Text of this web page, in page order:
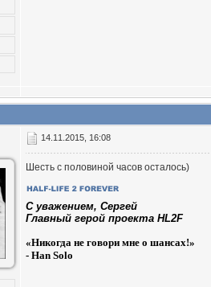
14.11.2015, 16:08
Шесть с половиной часов осталось)
C уважением, Сергей
Главный герой проекта HL2F
«Никогда не говори мне о шансах!»
- Han Solo